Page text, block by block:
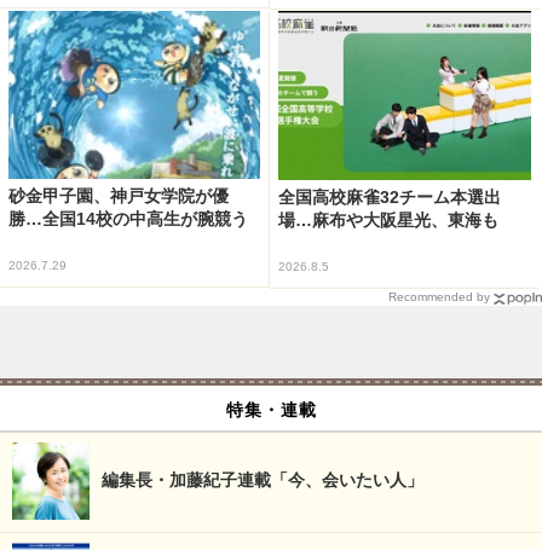
砂金甲子園、神戸女学院が優
勝…全国14校の中高生が腕競う
2026.7.29
全国高校麻雀32チーム本選出
場…麻布や大阪星光、東海も
2026.8.5
Recommended by
特集・連載
編集長・加藤紀子連載「今、会いたい人」